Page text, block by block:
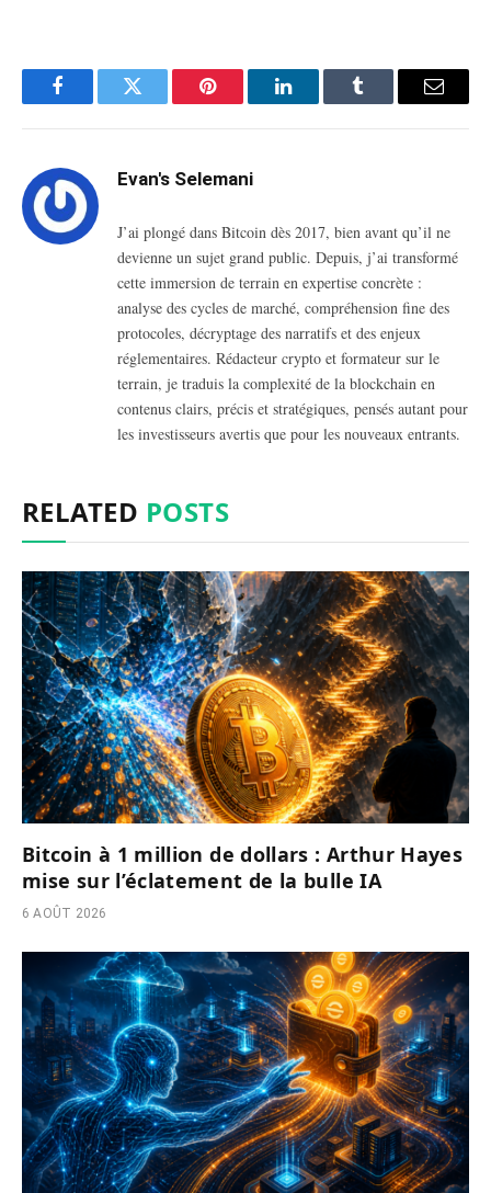
FacebookTwitter Pinterest LinkedInTumblr Email
Evan's Selemani
J’ai plongé dans Bitcoin dès 2017, bien avant qu’il ne
devienne un sujet grand public. Depuis, j’ai transformé
cette immersion de terrain en expertise concrète :
analyse des cycles de marché, compréhension fine des
protocoles, décryptage des narratifs et des enjeux
réglementaires. Rédacteur crypto et formateur sur le
terrain, je traduis la complexité de la blockchain en
contenus clairs, précis et stratégiques, pensés autant pour
les investisseurs avertis que pour les nouveaux entrants.
RELATED POSTS
Bitcoin à 1 million de dollars : Arthur Hayes
mise sur l’éclatement de la bulle IA
6 AOÛT 2026